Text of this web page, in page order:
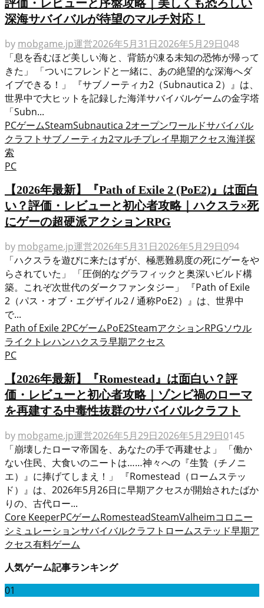
評価・レビューと序盤攻略｜美しくも恐ろしい
深海サバイバルが待望のマルチ対応！
by mobgame.jp運営2026年5月31日2026年5月29日048
「息を呑むほど美しい海と、背筋が凍る未知の恐怖が帰って
きた」 「ついにフレンドと一緒に、あの絶望的な深海へダ
イブできる！」 『サブノーティカ2（Subnautica 2）』は、
世界中で大ヒットを記録した海洋サバイバルゲームの金字塔
「Subn...
PCゲームSteamSubnautica 2オープンワールドサバイバル
クラフトサブノーティカ2マルチプレイ早期アクセス海洋探
索
PC
【2026年最新】『Path of Exile 2 (PoE2)』は面白
い？評価・レビューと初心者攻略｜ハクスラ×死
にゲーの超硬派アクションRPG
by mobgame.jp運営2026年5月31日2026年5月29日094
「ハクスラを遊びに来たはずが、極悪難易度の死にゲーをや
らされていた」 「圧倒的なグラフィックと奥深いビルド構
築。これぞ次世代のダークファンタジー」 『Path of Exile
2（パス・オブ・エグザイル2 / 通称PoE2）』は、世界中
で...
Path of Exile 2PCゲームPoE2SteamアクションRPGソウル
ライク トレハンハクスラ早期アクセス
PC
【2026年最新】『Romestead』は面白い？評
価・レビューと初心者攻略｜ゾンビ禍のローマ
を再建する中毒性抜群のサバイバルクラフト
by mobgame.jp運営2026年5月29日2026年5月29日0145
「崩壊したローマ帝国を、あなたの手で再建せよ」 「働か
ない住民、大食いのニートは……神々への『生贄（チノニ
エ）』に捧げてしまえ！」 『Romestead（ロームステッ
ド）』は、2026年5月26日に早期アクセスが開始されたばか
りの、古代ロー...
Core KeeperPCゲームRomesteadSteamValheimコロニー
シミュレーションサバイバルクラフト ロームステッド早期ア
クセス有料ゲーム
人気ゲーム記事ランキング
01